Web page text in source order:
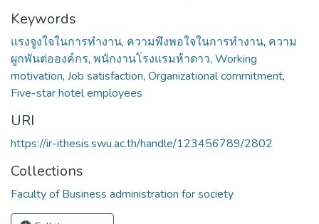
Keywords
แรงจูงใจในการทำงาน, ความพึงพอใจในการทำงาน, ความ
ผูกพันต่อองค์กร, พนักงานโรงแรมห้าดาว, Working
motivation, Job satisfaction, Organizational commitment,
Five-star hotel employees
URI
https://ir-ithesis.swu.ac.th/handle/123456789/2802
Collections
Faculty of Business administration for society